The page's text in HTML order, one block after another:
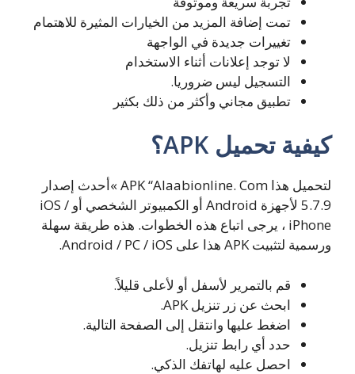
تمت إضافة المزيد من الخيارات المثيرة للاهتمام
تغييرات جديدة في الواجهة
لا توجد إعلانات أثناء الاستخدام
التسجيل ليس ضروريا.
تطبيق مجاني وأكثر من ذلك بكثير
كيفية تحميل APK؟
لتحميل هذا APK “Alaabionline. Com »أحدث إصدار
5.7.9 لأجهزة Android أو الكمبيوتر الشخصي أو iOS /
iPhone ، يرجى اتباع هذه الخطوات. هذه طريقة سهلة
ورسمية لتثبيت APK هذا على Android / PC / iOS.
قم بالتمرير لأسفل أو لأعلى قليلاً.
ابحث عن زر تنزيل APK.
اضغط عليها وانتقل إلى الصفحة التالية.
حدد أي رابط تنزيل.
احصل عليه لهاتفك الذكي.